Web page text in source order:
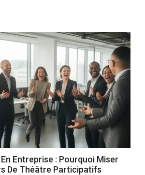
Entreprise : Pourquoi Miser
De Théâtre Participatifs